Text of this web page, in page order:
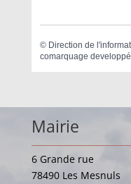
© Direction de
comarquage
Mairie
6 Grande rue
78490 Les Mesnuls